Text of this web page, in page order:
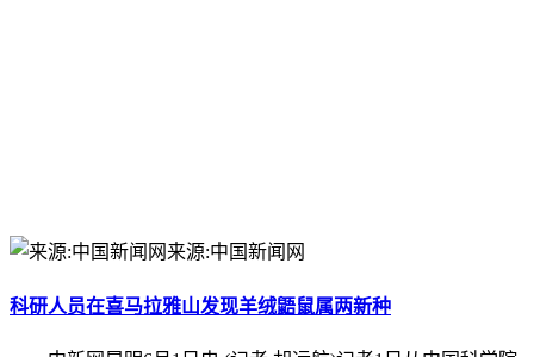
来源:中国新闻网
科研人员在喜马拉雅山发现羊绒鼯鼠属两新种